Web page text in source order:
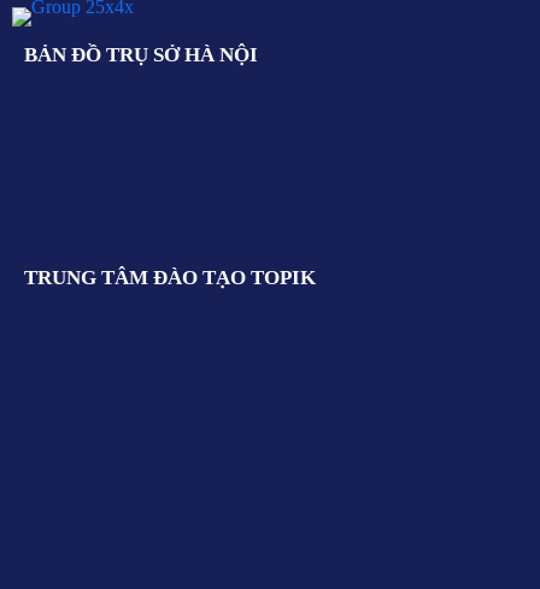
BẢN ĐỒ TRỤ SỞ HÀ NỘI
TRUNG TÂM ĐÀO TẠO TOPIK